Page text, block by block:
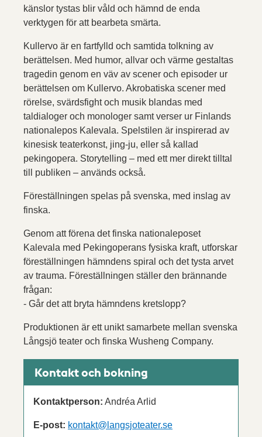
känslor tystas blir våld och hämnd de enda
verktygen för att bearbeta smärta.
Kullervo är en fartfylld och samtida tolkning av
berättelsen. Med humor, allvar och värme gestaltas
tragedin genom en väv av scener och episoder ur
berättelsen om Kullervo. Akrobatiska scener med
rörelse, svärdsfight och musik blandas med
taldialoger och monologer samt verser ur Finlands
nationalepos Kalevala. Spelstilen är inspirerad av
kinesisk teaterkonst, jing-ju, eller så kallad
pekingopera. Storytelling – med ett mer direkt tilltal
till publiken – används också.
Föreställningen spelas på svenska, med inslag av
finska.
Genom att förena det finska nationaleposet
Kalevala med Pekingoperans fysiska kraft, utforskar
föreställningen hämndens spiral och det tysta arvet
av trauma. Föreställningen ställer den brännande
frågan:
- Går det att bryta hämndens kretslopp?
Produktionen är ett unikt samarbete mellan svenska
Långsjö teater och finska Wusheng Company.
Kontakt och bokning
Kontaktperson: Andréa Arlid
E-post: kontakt@langsjoteater.se